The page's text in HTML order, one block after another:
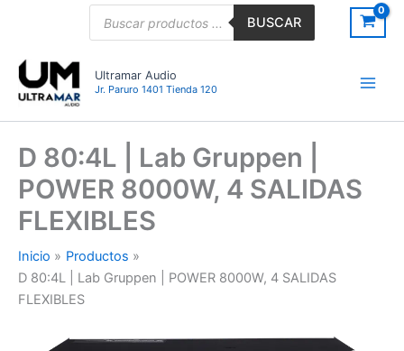
BUSCAR
Ultramar Audio
Jr. Paruro 1401 Tienda 120
D 80:4L | Lab Gruppen |
POWER 8000W, 4 SALIDAS
FLEXIBLES
Inicio
Productos
D 80:4L | Lab Gruppen | POWER 8000W, 4 SALIDAS
FLEXIBLES